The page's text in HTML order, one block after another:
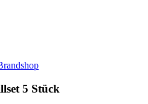
5 Stück